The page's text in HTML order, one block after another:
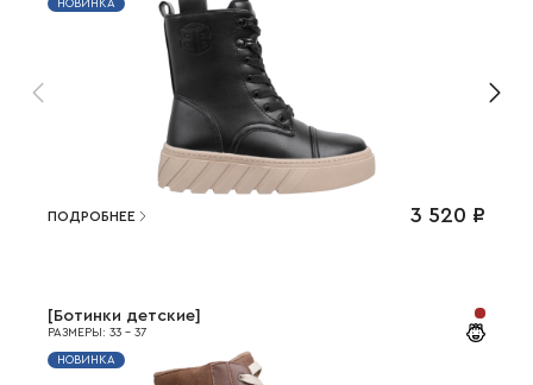
НОВИНКА
ПОДРОБНЕЕ 3 520 ₽
[ Ботинки детские]
РАЗМЕРЫ : 33 - 37
НОВИНКА